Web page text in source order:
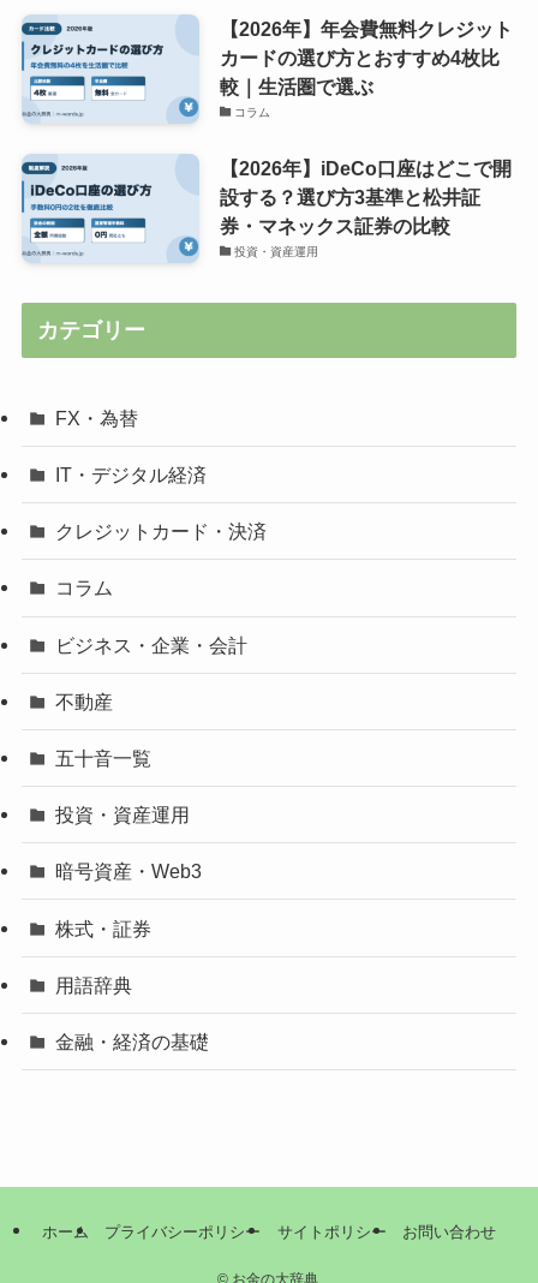
【2026年】年会費無料クレジット
カードの選び方とおすすめ4枚比
較｜生活圏で選ぶ
コラム
【2026年】iDeCo口座はどこで開
設する？選び方3基準と松井証
券・マネックス証券の比較
投資・資産運用
カテゴリー
FX・為替
IT・デジタル経済
クレジットカード・決済
コラム
ビジネス・企業・会計
不動産
五十音一覧
投資・資産運用
暗号資産・Web3
株式・証券
用語辞典
金融・経済の基礎
ホーム プライバシーポリシー サイトポリシー お問い合わせ
©お金の大辞典.